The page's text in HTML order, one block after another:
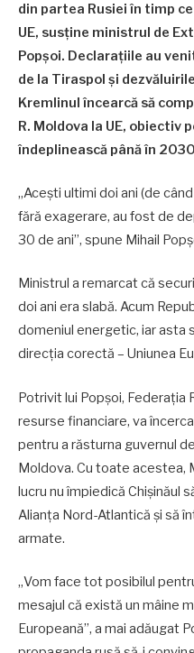
din partea Rusiei în timp
UE, susține ministrul de
Popșoi. Declarațiile au
de la Tiraspol și
Kremlinul încearcă să
R. Moldova la UE, obiectiv
îndeplinească până în
„Acești ultimi doi ani (de
fără exagerare, au fost de
30 de ani”, spune Mihail
Ministrul a remarcat că
doi ani era slabă. Acum
domeniul energetic, iar asta
direcția corectă – Uniunea
Potrivit lui Popșoi, Federația
resurse financiare, va
pentru a răsturna guvernul
Moldova. Cu toate acestea,
lucru nu împiedică Chișinăul
Alianța Nord-Atlantică și să
armate.
„Vom face tot posibilul
mesajul că există un mâine
Europeană”, a mai adăugat